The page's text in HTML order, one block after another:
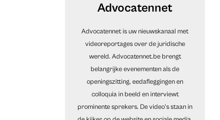
Advocatennet
Advocatennet is uw nieuwskanaal met
videoreportages over de juridische
wereld. Advocatennet.be brengt
belangrijke evenementen als de
openingszitting, eedafleggingen en
colloquia in beeld en interviewt
prominente sprekers. De video's staan in